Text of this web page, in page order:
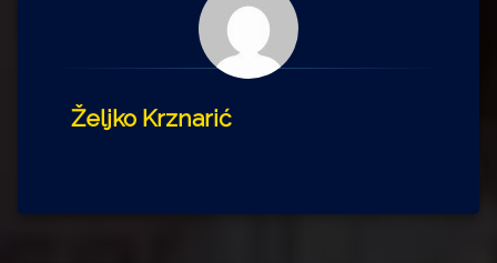
Željko Krznarić